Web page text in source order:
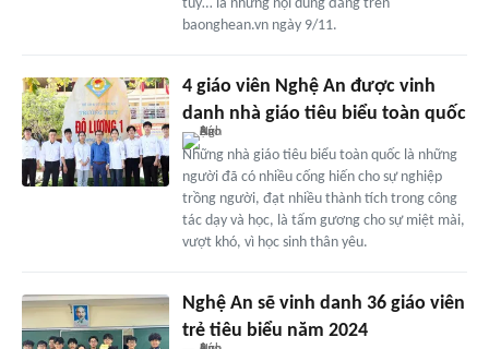
túy… là những nội dung đăng trên
baonghean.vn ngày 9/11.
4 giáo viên Nghệ An được vinh
danh nhà giáo tiêu biểu toàn quốc
Những nhà giáo tiêu biểu toàn quốc là những
người đã có nhiều cống hiến cho sự nghiệp
trồng người, đạt nhiều thành tích trong công
tác dạy và học, là tấm gương cho sự miệt mài,
vượt khó, vì học sinh thân yêu.
Nghệ An sẽ vinh danh 36 giáo viên
trẻ tiêu biểu năm 2024